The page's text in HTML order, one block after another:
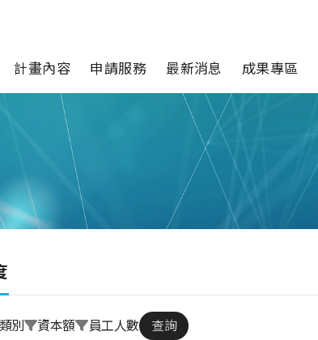
計畫內容 申請服務 最新消息 成果專區
別 資本額 員工人數 查詢